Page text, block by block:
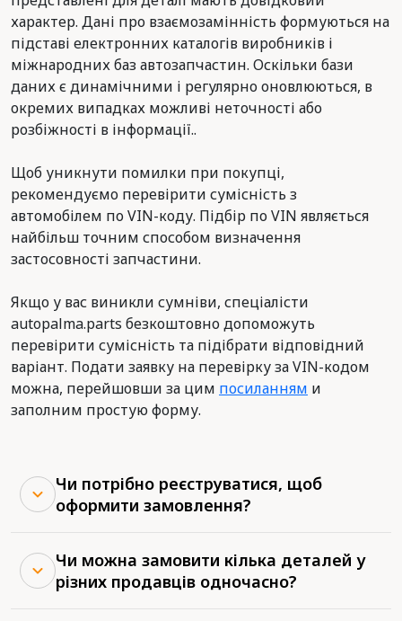
характер. Дані про взаємозамінність формуються на
підставі електронних каталогів виробників і
міжнародних баз автозапчастин. Оскільки бази
даних є динамічними і регулярно оновлюються, в
окремих випадках можливі неточності або
розбіжності в інформації..
Щоб уникнути помилки при покупці,
рекомендуємо перевірити сумісність з
автомобілем по VIN-коду. Підбір по VIN являється
найбільш точним способом визначення
застосовності запчастини.
Якщо у вас виникли сумніви, спеціалісти
autopalma.parts безкоштовно допоможуть
перевірити сумісність та підібрати відповідний
варіант. Подати заявку на перевірку за VIN-кодом
можна, перейшовши за цим посиланням и
заполним простую форму.
Чи потрібно реєструватися, щоб
оформити замовлення?
Чи можна замовити кілька деталей у
різних продавців одночасно?